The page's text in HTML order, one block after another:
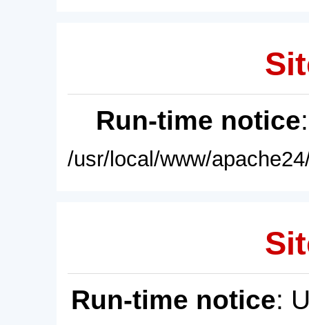
Run-time notice
/usr/local/www/
Run-time notice: